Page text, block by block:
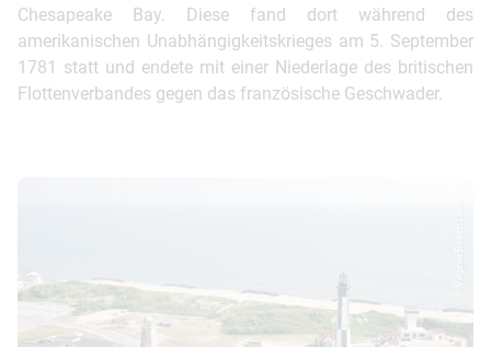
Chesapeake Bay. Diese fand dort während des
amerikanischen Unabhängigkeitskrieges am 5. September
1781 statt und endete mit einer Niederlage des britischen
Flottenverbandes gegen das französische Geschwader.